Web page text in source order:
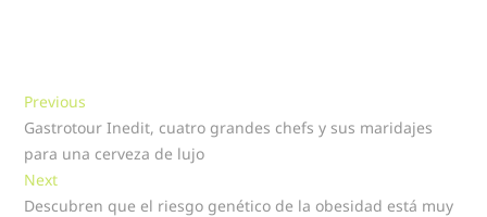
Navegación
de
entradas
Previous
post:
Gastrotour Inedit, cuatro grandes chefs y sus maridajes
para una cerveza de lujo
NextNext
post:
Descubren que el riesgo genético de la obesidad está muy